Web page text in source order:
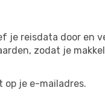
je reisdata door en
zodat je
je e-mailadres.